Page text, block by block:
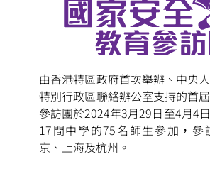
由香港特區政府首次舉辦、中央
特別行政區聯絡辦公室支持的首
參訪團於2024年3月29日至4月4
17間中學的75名師生參加，參
京、上海及杭州。